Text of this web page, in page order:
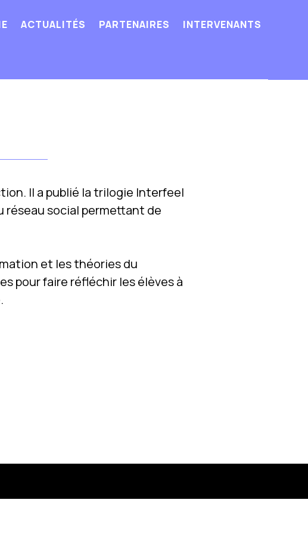
ACTUALITÉS PARTENAIRES INTERVENANTS
Il a publié la trilogie Interfeel
réseau social permettant de
et les théories du
pour faire réfléchir les élèves à